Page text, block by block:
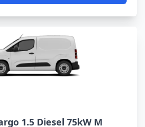
1.5 Diesel 75kW M